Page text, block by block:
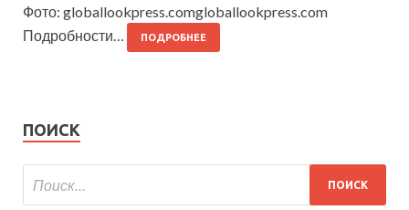
Фото: globallookpress.comgloballookpress.com
Подробности…
ПОДРОБНЕЕ
ПОИСК